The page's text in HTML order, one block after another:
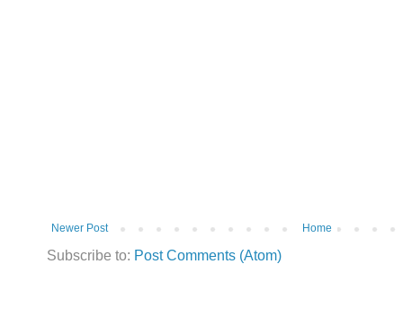
Newer Post Home
Subscribe to: Post Comments (Atom)